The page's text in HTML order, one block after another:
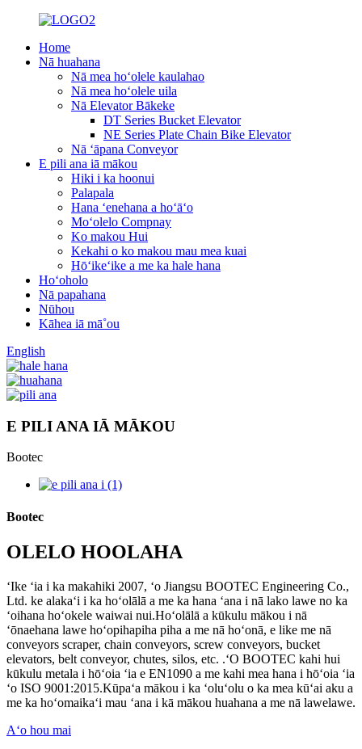
Home
Nā huahana
Nā mea hoʻolele kaulahao
Nā mea hoʻolele uila
Nā Elevator Bākeke
DT Series Bucket Elevator
NE Series Plate Chain Bike Elevator
Nā ʻāpana Conveyor
E pili ana iā mākou
Hiki i ka hoonui
Palapala
Hana ʻenehana a hoʻāʻo
Moʻolelo Compnay
Ko makou Hui
Kekahi o ko makou mau mea kuai
Hōʻikeʻike a me ka hale hana
Hoʻoholo
Nā papahana
Nūhou
Kāhea iā mā˚ou
English
E PILI ANA IĀ MĀKOU
Bootec
Bootec
OLELO HOOLAHA
ʻIke ʻia i ka makahiki 2007, ʻo Jiangsu BOOTEC Engineering Co.,
Ltd. ke alakaʻi i ka hoʻolālā a me ka hana ʻana i nā lako lawe no ka
ʻoihana hoʻokele waiwai nui.Hoʻolālā a kūkulu mākou i nā
ʻōnaehana lawe hoʻopihapiha piha a me nā hoʻonā, e like me nā
conveyors scraper, chain conveyors, screw conveyors, bucket
elevators, belt conveyor, chutes, silos, etc. .ʻO BOOTEC kahi hui
kūkulu metala i hōʻoia ʻia e EN1090 a me kahi mea hana i hōʻoia ʻia
ʻo ISO 9001:2015.Kūpaʻa mākou i ka ʻoluʻolu o ka mea kūʻai aku a
me ka hoʻomaikaʻi mau ʻana i kā mākou huahana a me nā lawelawe.
Aʻo hou mai